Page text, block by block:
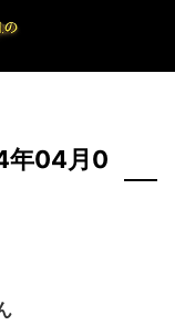
年04月0